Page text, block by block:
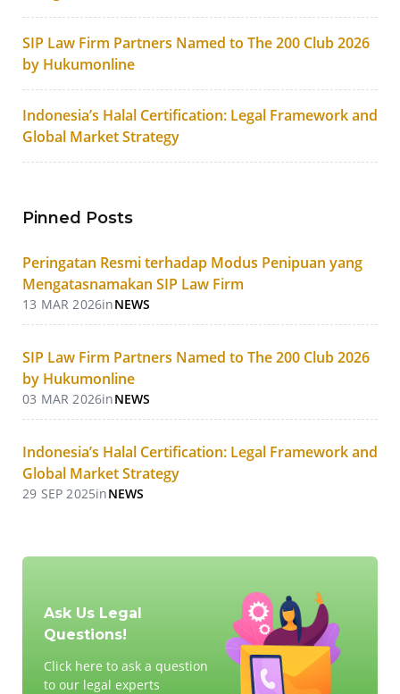
SIP Law Firm Partners Named to The 200 Club 2026
by Hukumonline
Indonesia’s Halal Certification: Legal Framework and
Global Market Strategy
Pinned Posts
Peringatan Resmi terhadap Modus Penipuan yang
Mengatasnamakan SIP Law Firm
13 MAR 2026inNEWS
SIP Law Firm Partners Named to The 200 Club 2026
by Hukumonline
03 MAR 2026inNEWS
Indonesia’s Halal Certification: Legal Framework and
Global Market Strategy
29 SEP 2025inNEWS
Ask Us Legal
Questions!
Click here to ask a question
to our legal experts